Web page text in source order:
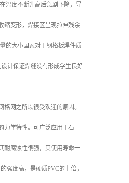
温度不断升高后急剧下降，导
缩变形，焊接区呈现拉伸残余
的大小国家对于钢格板焊件质
计保证焊缝没有形成学生良好
网之所以很受欢迎的原因。
力学特性。可广泛应用于石
耐腐蚀性很强，其使用寿命一
强度高，是硬质PVC的十倍，